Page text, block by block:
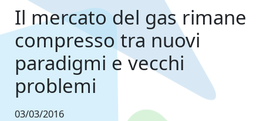
Il mercato del gas rimane
compresso tra nuovi
paradigmi e vecchi
problemi
03/03/2016